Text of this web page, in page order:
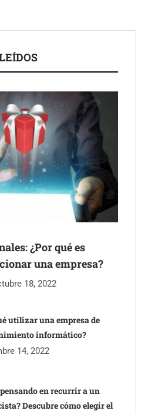
¿Por qué es
una empresa?
18, 2022
utilizar una empresa de
informático?
14, 2022
en recurrir a un
Descubre cómo elegir el